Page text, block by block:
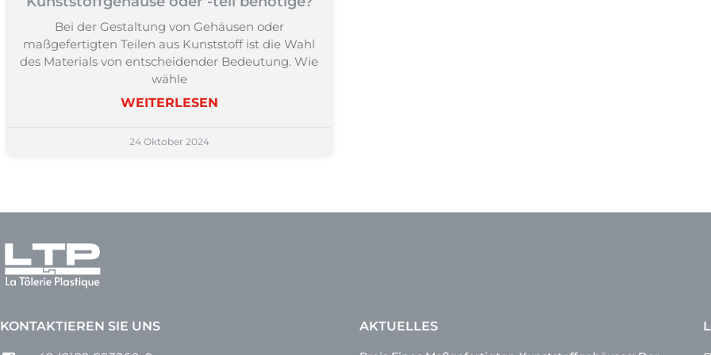
Bei der Gestaltung von Gehäusen oder
maßgefertigten Teilen aus Kunststoff ist die Wahl
des Materials von entscheidender Bedeutung. Wie
wähle
WEITERLESEN
24 Oktober 2024
KONTAKTIEREN SIE UNS AKTUELLES